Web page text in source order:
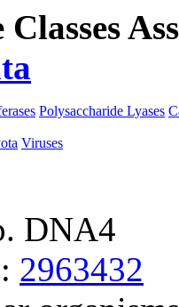
Polysaccharide Lyases
Viruses
DNA4
: 2963432